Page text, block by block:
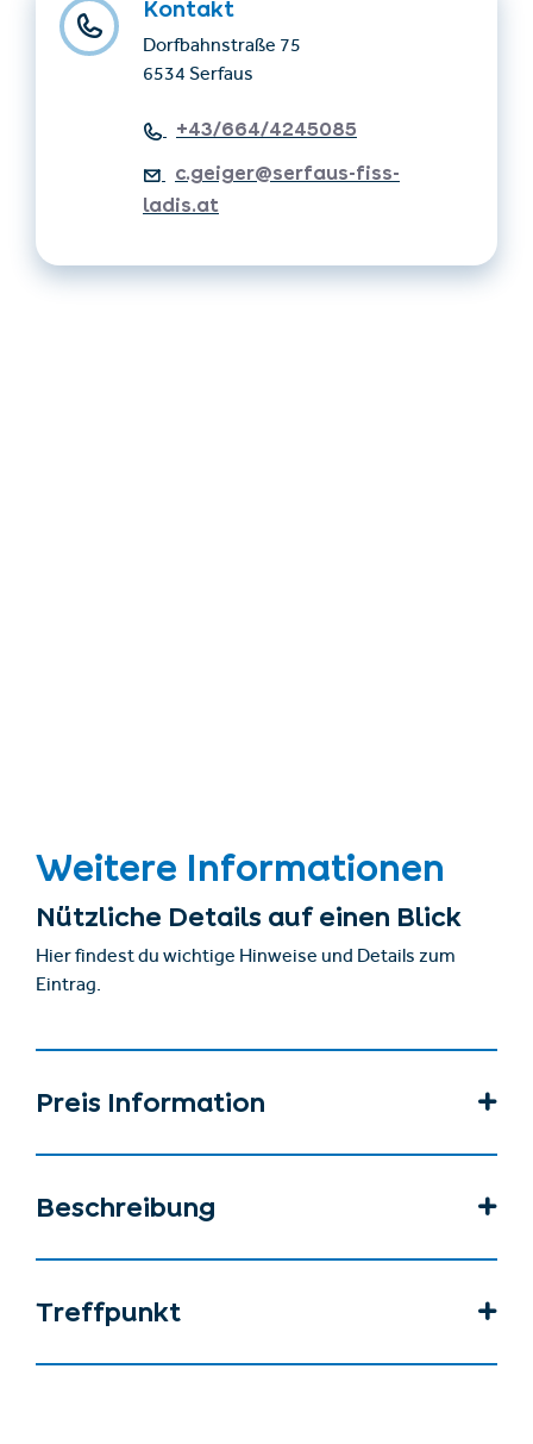
Kontakt
Dorfbahnstraße 75
6534 Serfaus
+43/664/4245085
c.geiger@serfaus-fiss-
ladis.at
Weitere Informationen
Nützliche Details auf einen Blick
Hier findest du wichtige Hinweise und Details zum
Eintrag.
Preis Information
Beschreibung
Treffpunkt